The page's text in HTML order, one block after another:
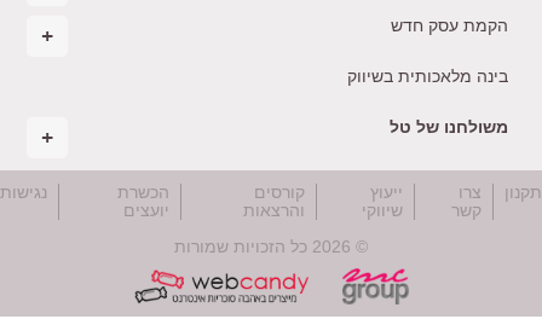
הקמת עסק חדש
בינה מלאכותית בשיווק
משולחנו של טל
צרו
קשר
ייעוץ
שיווקי
קורסים
והרצאות
הכשרת
יועצים
נגישות
© 2026 כל הזכויות שמורות